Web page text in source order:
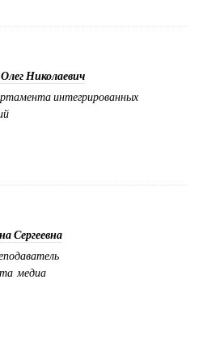
Николаевич
интегрированных
Сергеевна
медиа